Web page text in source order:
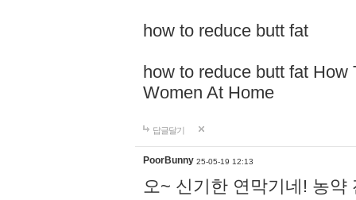
how to reduce butt fat
how to reduce butt fat
Women At Home
답글달기
PoorBunny 25-05-19 12:13
오~ 신기한 연막기네! 농약